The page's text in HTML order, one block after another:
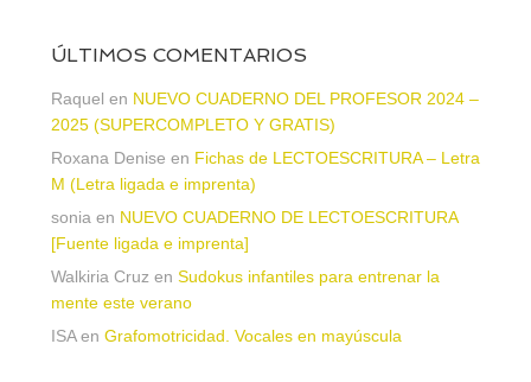
ÚLTIMOS COMENTARIOS
Raquel en NUEVO CUADERNO DEL PROFESOR 2024 –
2025 (SUPERCOMPLETO Y GRATIS)
Roxana Denise en Fichas de LECTOESCRITURA – Letra
M (Letra ligada e imprenta)
sonia en NUEVO CUADERNO DE LECTOESCRITURA
[Fuente ligada e imprenta]
Walkiria Cruz en Sudokus infantiles para entrenar la
mente este verano
ISAen Grafomotricidad. Vocales en mayúscula